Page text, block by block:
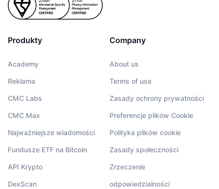
Produkty
Academy
Reklama
CMC Labs
CMC Max
Najważniejsze wiadomości
Fundusze ETF na Bitcoin
API Krypto
DexScan
Company
About us
Terms of use
Zasady ochrony prywatności
Preferencje plików Cookie
Polityka plików cookie
Zasady społeczności
Zrzeczenie
odpowiedzialności